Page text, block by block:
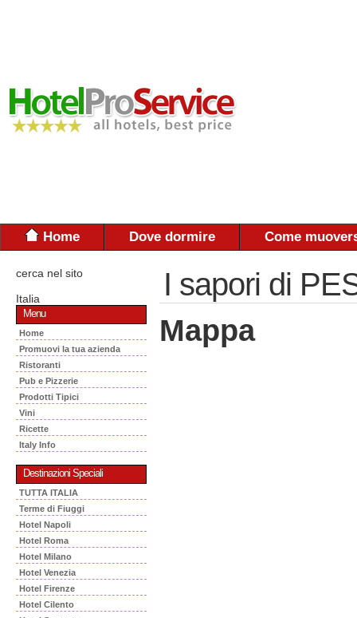
Home Dove dormire Come
cerca nel sito
Italia
Menu
Home
Promuovi la tua azienda
Ristoranti
Pub e Pizzerie
Prodotti Tipici
Vini
Ricette
Italy Info
Destinazioni Speciali
TUTTA ITALIA
Terme di Fiuggi
Hotel Napoli
Hotel Roma
Hotel Milano
Hotel Venezia
Hotel Firenze
Hotel Cilento
I sapori di
Mappa